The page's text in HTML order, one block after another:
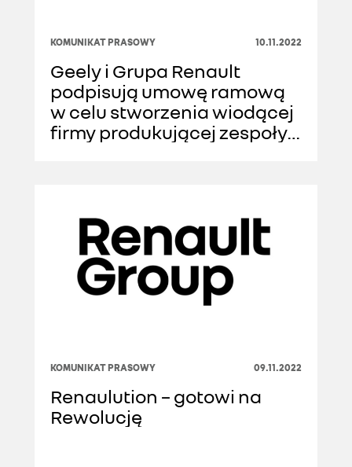
KOMUNIKAT PRASOWY 10.11.2022
Geely i Grupa Renault
podpisują umowę ramową
w celu stworzenia wiodącej
firmy produkującej zespoły
KOMUNIKAT PRASOWY 09.11.2022
Renaulution – gotowi na
Rewolucję